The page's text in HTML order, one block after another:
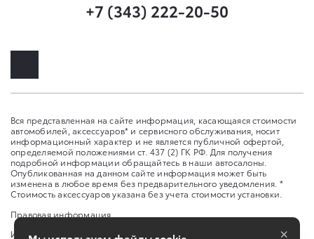
+7 (343) 222-20-50
Вся представленная на сайте информация, касающаяся стоимости
автомобилей, аксессуаров* и сервисного обслуживания, носит
информационный характер и не является публичной офертой,
определяемой положениями ст. 437 (2) ГК РФ. Для получения
подробной информации обращайтесь в наши автосалоны.
Опубликованная на данном сайте информация может быть
изменена в любое время без предварительного уведомления. *
Стоимость аксессуаров указана без учета стоимости установки.
Правовая информация
Изменить настройку cookies
×